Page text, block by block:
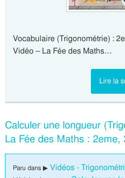
Vocabulaire (Trigonométrie) :
Vidéo – La Fée des Maths…
Lire la
Calculer une longueur
La Fée des Maths : 2eme,
Paru dans ▶ Vidéos -